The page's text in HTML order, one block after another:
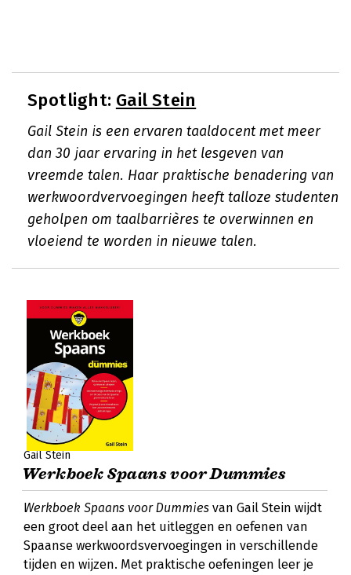
Spotlight: Gail Stein
Gail Stein is een ervaren taaldocent met meer
dan 30 jaar ervaring in het lesgeven van
vreemde talen. Haar praktische benadering van
werkwoordvervoegingen heeft talloze studenten
geholpen om taalbarrières te overwinnen en
vloeiend te worden in nieuwe talen.
Gail Stein
Werkboek Spaans voor Dummies
Werkboek Spaans voor Dummies van Gail Stein wijdt
een groot deel aan het uitleggen en oefenen van
Spaanse werkwoordsvervoegingen in verschillende
tijden en wijzen. Met praktische oefeningen leer je